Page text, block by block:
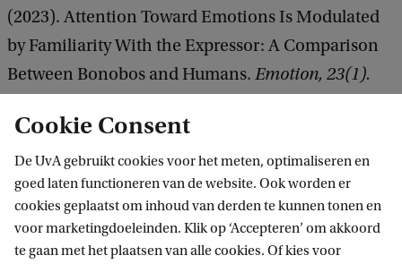
(2023). Attention Toward Emotions Is Modulated
by Familiarity With the Expressor: A Comparison
Between Bonobos and Humans. Emotion, 23(1).
Cookie Consent
De UvA gebruikt cookies voor het meten, optimaliseren en
goed laten functioneren van de website. Ook worden er
cookies geplaatst om inhoud van derden te kunnen tonen en
voor marketingdoeleinden. Klik op ‘Accepteren’ om akkoord
te gaan met het plaatsen van alle cookies. Of kies voor